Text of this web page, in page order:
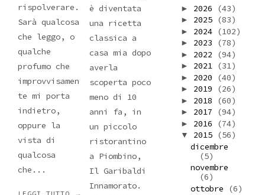
rispolverare.
Sarà qualcosa
che leggo, o
qualche
profumo che
improvvisamen
te mi porta
indietro,
oppure la
vista di
qualcosa
che...
è diventata
una ricetta
classica a
casa mia dopo
averla
scoperta poco
meno di 10
anni fa, in
un piccolo
ristorantino
a Piombino,
Il Garibaldi
Innamorato.
► 2026 (43)
► 2025 (83)
► 2024 (102)
► 2023 (78)
► 2022 (94)
► 2021 (31)
► 2020 (40)
► 2019 (26)
► 2018 (60)
► 2017 (94)
► 2016 (74)
▼ 2015 (56)
dicembre
(5)
novembre
(6)
ottobre (6)